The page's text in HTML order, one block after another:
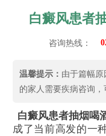
白癜风患者
咨询热线：
温馨提示： 由于篇幅
的家人需要疾病咨询，
白癜风患者抽烟喝
成了当前高发的一